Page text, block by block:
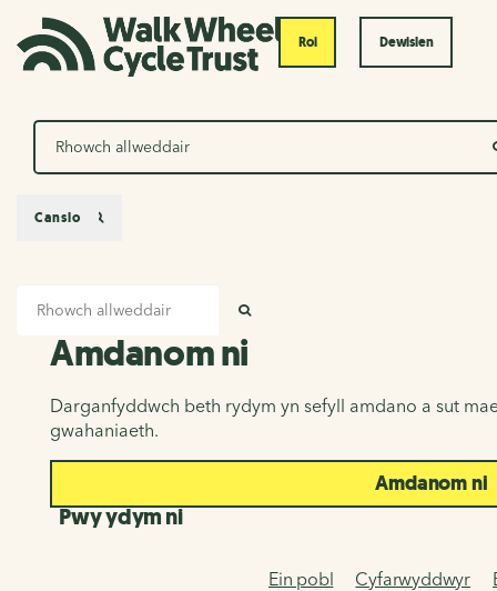
Roi Dewislen
Chwilio
Amdanom ni
Amdanom ni
Darganfyddwch beth rydym yn sefyll amdano a sut
gwahaniaeth.
Amdanom ni
Pwy ydym ni
Ein pobl Cyfarwyddwyr
Canslo